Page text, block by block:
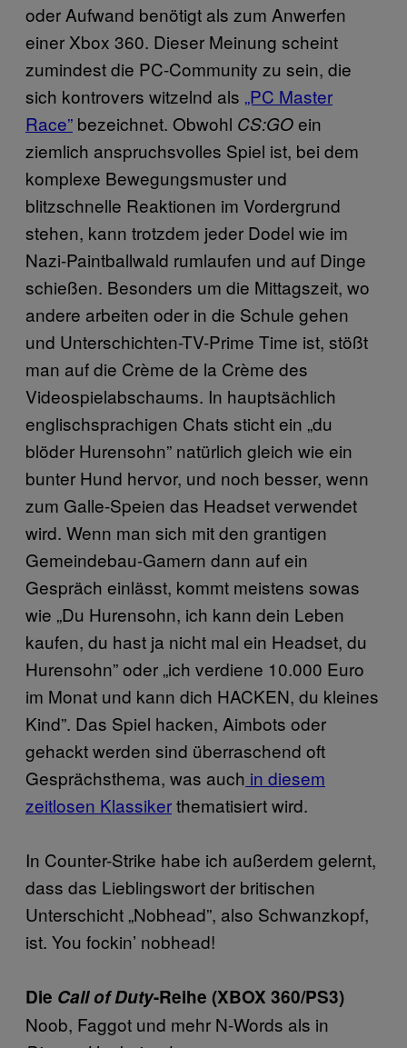
oder Aufwand benötigt als zum Anwerfen
einer Xbox 360. Dieser Meinung scheint
zumindest die PC-Community zu sein, die
sich kontrovers witzelnd als „PC Master
Race” bezeichnet. Obwohl CS:GOein
ziemlich anspruchsvolles Spiel ist, bei dem
komplexe Bewegungsmuster und
blitzschnelle Reaktionen im Vordergrund
stehen, kann trotzdem jeder Dodel wie im
Nazi-Paintballwald rumlaufen und auf Dinge
schießen. Besonders um die Mittagszeit, wo
andere arbeiten oder in die Schule gehen
und Unterschichten-TV-Prime Time ist, stößt
man auf die Crème de la Crème des
Videospielabschaums. In hauptsächlich
englischsprachigen Chats sticht ein „du
blöder Hurensohn” natürlich gleich wie ein
bunter Hund hervor, und noch besser, wenn
zum Galle-Speien das Headset verwendet
wird. Wenn man sich mit den grantigen
Gemeindebau-Gamern dann auf ein
Gespräch einlässt, kommt meistens sowas
wie „Du Hurensohn, ich kann dein Leben
kaufen, du hast ja nicht mal ein Headset, du
Hurensohn” oder „ich verdiene 10.000 Euro
im Monat und kann dich HACKEN, du kleines
Kind”. Das Spiel hacken, Aimbots oder
gehackt werden sind überraschend oft
Gesprächsthema, was auch in diesem
zeitlosen Klassikerthematisiert wird.
In Counter-Strike habe ich außerdem gelernt,
dass das Lieblingswort der britischen
Unterschicht „Nobhead”, also Schwanzkopf,
ist. You fockin’ nobhead!
Die Call of Duty-Reihe (XBOX 360/PS3)
Noob, Faggot und mehr N-Words als in